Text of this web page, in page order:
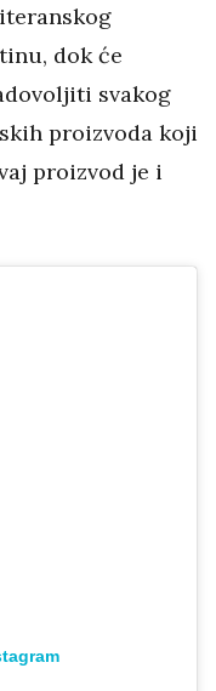
dok će
svakog
proizvoda koji
proizvod je i